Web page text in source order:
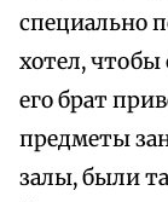
специально
хотел, чтобы
его брат
предметы
залы, были